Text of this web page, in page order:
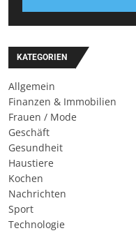
KATEGORIEN
Allgemein
Finanzen & Immobilien
Frauen / Mode
Geschäft
Gesundheit
Haustiere
Kochen
Nachrichten
Sport
Technologie